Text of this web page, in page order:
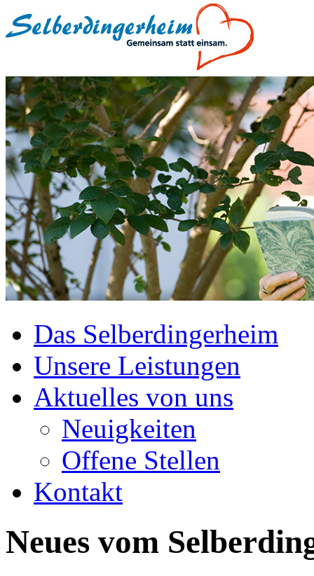
Das Selberdingerheim
Unsere Leistungen
Aktuelles von uns
Neuigkeiten
Offene Stellen
Kontakt
Neues vom